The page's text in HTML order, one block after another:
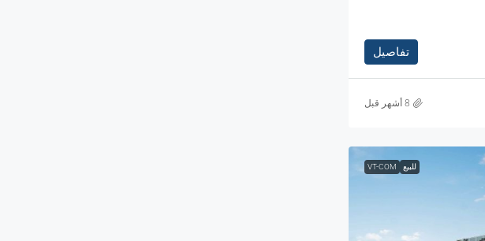
تفاصيل
للبيع VT-COM